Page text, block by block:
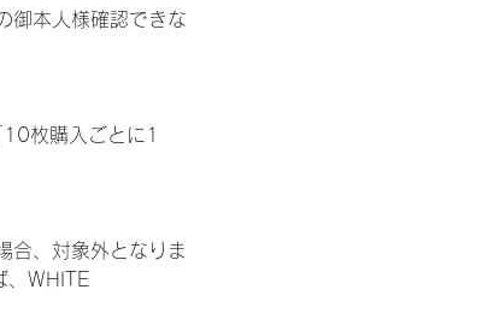
御本人様確認できな
枚購入ごとに1
合、対象外となりま
、WHITE